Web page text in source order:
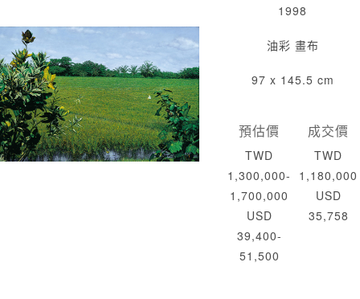
1998
油彩 畫布
97 x 145.5 cm
預估價
TWD
1,300,000-
1,700,000
USD
39,400-
51,500
成交價
TWD
1,180,000
USD
35,758